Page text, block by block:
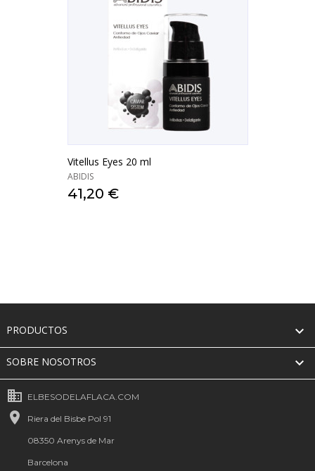
Vitellus Eyes 20 ml
ABIDIS
41,20 €
PRODUCTOS 
SOBRE NOSOTROS

business ELBESODELAFLACA.COM
 Riera del Bisbe Pol 91
08350 Arenys de Mar
Barcelona